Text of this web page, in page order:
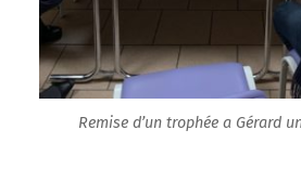
Remise d’un trophée a Gérard